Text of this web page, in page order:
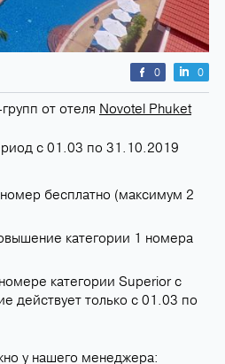
0 0
от отеля Novotel Phuket
с 01.03 по 31.10.2019
бесплатно (максимум 2
категории 1 номера
категории Superior с
действует только с 01.03 по
у нашего менеджера: